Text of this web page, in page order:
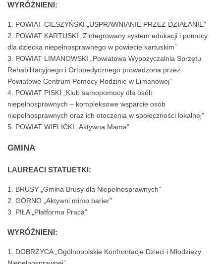
WYRÓŻNIENI:
POWIAT CIESZYŃSKI „USPRAWNIANIE PRZEZ DZIAŁANIE”
POWIAT KARTUSKI „Zintegrowany system edukacji i pomocy
dla dziecka niepełnosprawnego w powiecie kartuskim”
POWIAT LIMANOWSKI „Powiatowa Wypożyczalnia Sprzętu
Rehabilitacyjnego i Ortopedycznego prowadzona przez
Powiatowe Centrum Pomocy Rodzinie w Limanowej”
POWIAT PISKI „Klub samopomocy dla osób
niepełnosprawnych – kompleksowe wsparcie osób
niepełnosprawnych oraz ich otoczenia w społeczności lokalnej”
POWIAT WIELICKI „Aktywna Mama”
GMINA
LAUREACI STATUETKI:
BRUSY „Gmina Brusy dla Niepełnosprawnych”
GÓRNO „Aktywni mimo barier”
PIŁA „Platforma Praca”
WYRÓŻNIENI:
DOBRZYCA „Ogólnopolskie Konfrontacje Dzieci i Młodzieży